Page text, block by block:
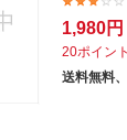
1,980円
20ポイント
送料無料